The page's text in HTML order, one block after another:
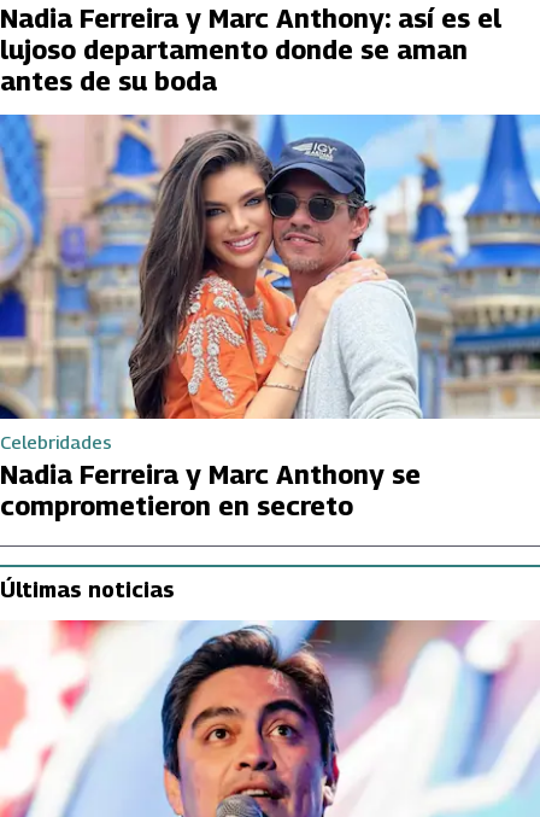
Nadia Ferreira y Marc Anthony: así es el
lujoso departamento donde se aman
antes de su boda
Celebridades
Nadia Ferreira y Marc Anthony se
comprometieron en secreto
Últimas noticias